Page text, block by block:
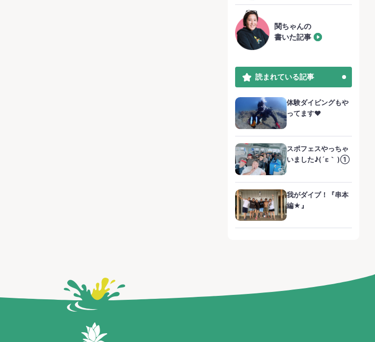
関ちゃんの
書いた記事
読まれている記事
体験ダイビングもや
ってます❤️
スポフェスやっちゃ
いました♪(´ε｀ )①
我がダイブ！『串本
編★』